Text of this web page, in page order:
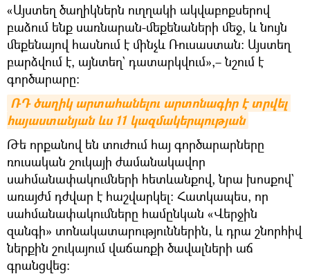
«Այստեղ ծաղիկներն ուղղակի ակվաբոքսերով
բաձում ենք սառնարան-մեքենաների մեջ, և նույն
մեքենայով հասնում է մինչև Ռուսաստան։ Այստեղ
բարձվում է, այնտեղ` դատարկվում»,– նշում է
գործարարը։
ՌԴ ծաղիկ արտահանելու արտոնագիր է տրվել
հայաստանյան ևս 11 կազմակերպության
Թե որքանով են տուժում հայ գործարարները
ռուսական շուկայի ժամանակավոր
սահմանափակումների հետևանքով, նրա խոսքով`
առայժմ դժվար է հաշվարկել։ Հատկապես, որ
սահմանափակումները համընկան «Վերջին
զանգի» տոնակատարություններին, և դրա շնորհիվ
ներքին շուկայում վաճառքի ծավալների աճ
գրանցվեց։